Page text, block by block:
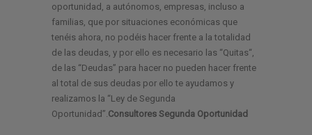
oportunidad, a autónomos, empresas, incluso a
familias, que por situaciones económicas que
tenéis ahora, no podéis hacer frente a la totalidad
de las deudas, y por ello es necesario las “Quitas“,
de las “Deudas” para hacer no pueden hacer frente
al total de sus deudas por ello te ayudamos y
realizamos la “Ley de Segunda
Oportunidad”. Consultores Segunda Oportunidad